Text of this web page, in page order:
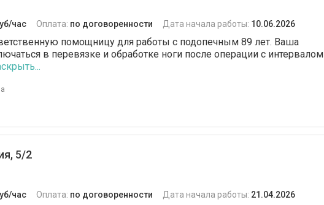
час Оплата: по договоренности Дата начала работы: 10.06.2026
помощницу для работы с подопечным 89 лет. Ваша
в перевязке и обработке ноги после операции с интервалом
5/2
час Оплата: по договоренности Дата начала работы: 21.04.2026